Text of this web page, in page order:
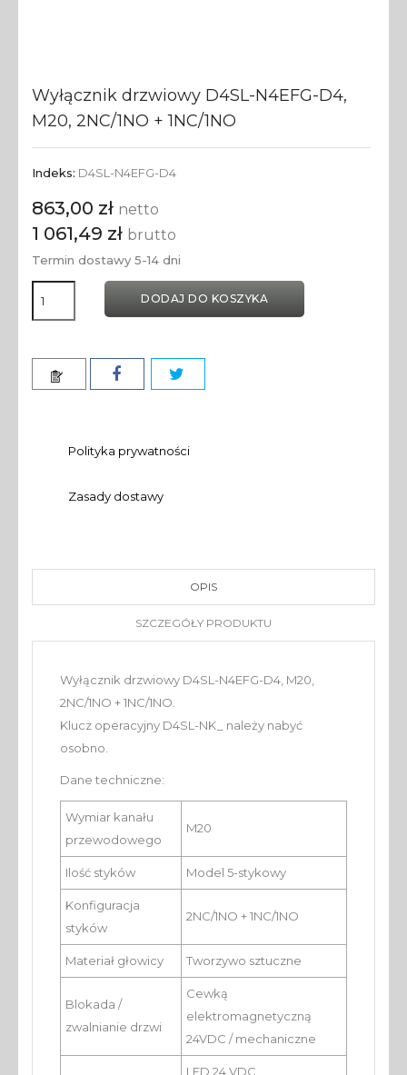
Wyłącznik drzwiowy D4SL-N4EFG-D4,
M20, 2NC/1NO + 1NC/1NO
Indeks: D4SL-N4EFG-D4
863,00 zł netto
1 061,49 zł brutto
Termin dostawy 5-14 dni
DODAJ DO KOSZYKA
Polityka prywatności
Zasady dostawy
OPIS
SZCZEGÓŁY PRODUKTU
Wyłącznik drzwiowy D4SL-N4EFG-D4, M20,
2NC/1NO + 1NC/1NO.
Klucz operacyjny D4SL-NK_ należy nabyć
osobno.
Dane techniczne:
Wymiar kanału
przewodowego
M20
Ilość styków Model 5-stykowy
Konfiguracja
styków
2NC/1NO + 1NC/1NO
Materiał głowicy Tworzywo sztuczne
Blokada /
zwalnianie drzwi
Cewką
elektromagnetyczną
24VDC / mechaniczne
LED 24 VDC